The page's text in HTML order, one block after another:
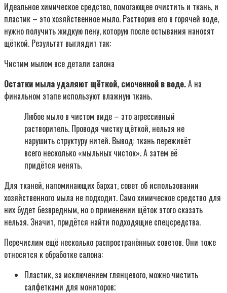
Идеальное химическое средство, помогающее очистить и ткань, и
пластик – это хозяйственное мыло. Растворив его в горячей воде,
нужно получить жидкую пену, которую после остывания наносят
щёткой. Результат выглядит так:
Чистим мылом все детали салона
Остатки мыла удаляют щёткой, смоченной в воде.А на
финальном этапе используют влажную ткань.
Любое мыло в чистом виде – это агрессивный
растворитель. Проводя чистку щёткой, нельзя не
нарушить структуру нитей. Вывод: ткань переживёт
всего несколько «мыльных чисток». А затем её
придётся менять.
Для тканей, напоминающих бархат, совет об использовании
хозяйственного мыла не подходит. Само химическое средство для
них будет безвредным, но о применении щёток этого сказать
нельзя. Значит, придётся найти подходящие спецсредства.
Перечислим ещё несколько распространённых советов. Они тоже
относятся к обработке салона:
Пластик, за исключением глянцевого, можно чистить
салфетками для мониторов;